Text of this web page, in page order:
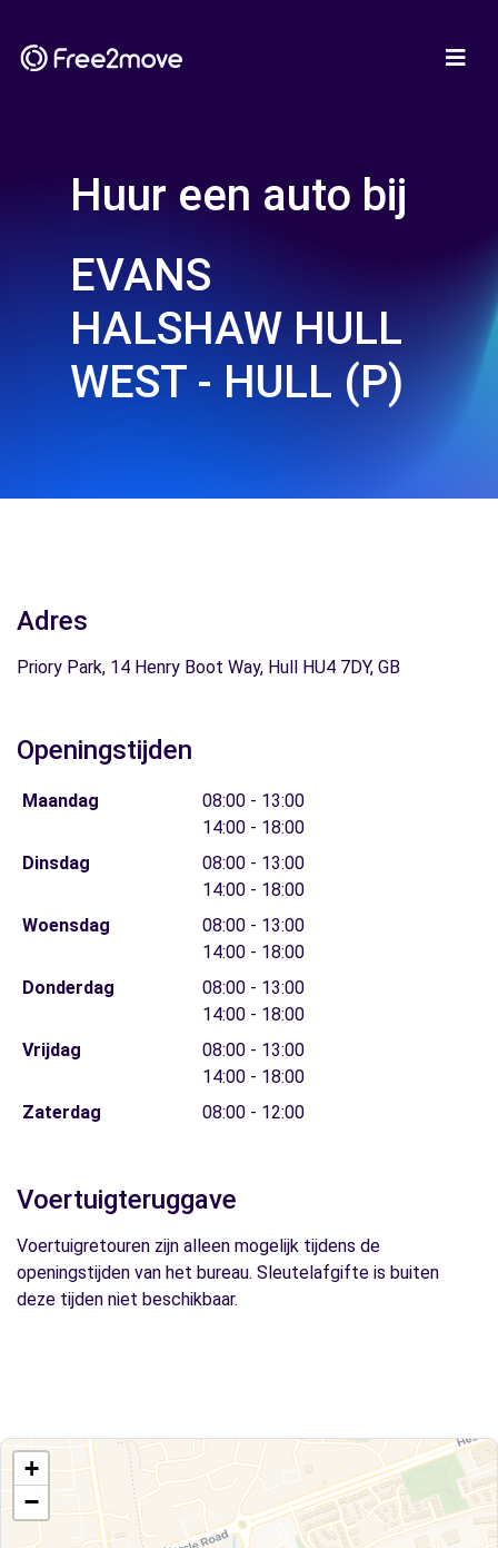
Huur een auto bij
EVANS
HALSHAW HULL
WEST - HULL (P)
Adres
Priory Park, 14 Henry Boot Way, Hull HU4 7DY, GB
Openingstijden
Maandag
08:00 - 13:00
14:00 - 18:00
Dinsdag
08:00 - 13:00
14:00 - 18:00
Woensdag
08:00 - 13:00
14:00 - 18:00
Donderdag
08:00 - 13:00
14:00 - 18:00
Vrijdag
08:00 - 13:00
14:00 - 18:00
Zaterdag
08:00 - 12:00
Voertuigteruggave
Voertuigretouren zijn alleen mogelijk tijdens de
openingstijden van het bureau. Sleutelafgifte is buiten
deze tijden niet beschikbaar.
+
−